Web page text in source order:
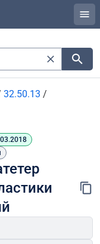
32.50.13 /